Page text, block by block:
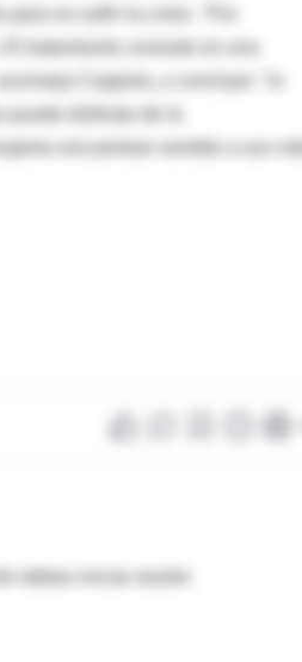
tratamiento consiste en una
Coppola, y concluye: "lo
disfrutar de la
encuentran sentido a sus
debes iniciar sesión